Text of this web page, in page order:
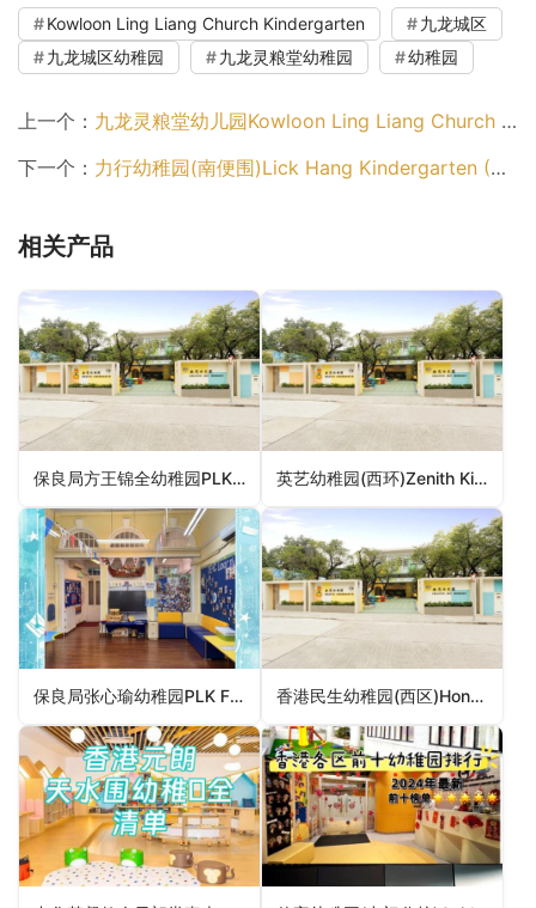
Kowloon Ling Liang Church Kindergarten
九龙城区
九龙城区幼稚园
九龙灵粮堂幼稚园 幼稚园
上一个： 九龙灵粮堂幼儿园Kowloon Ling Liang Church Day Nursery（九龙城区幼稚园）
下一个： 力行幼稚园(南便围)Lick Hang Kindergarten (Nam Pin Wai)（离岛区幼稚园）
相关产品
保良局方王锦全幼稚园PLK Mrs Fong Wong Kam Chuen Kindergarten（观塘区幼稚园） 英艺幼稚园(西环)Zenith Kindergarten (Sai Wan)（中西区幼稚园）
保良局张心瑜幼稚园PLK Fiona Cheung Sum Yu Kindergarten（葵青区幼稚园） 香港民生幼稚园(西区)Hong Kong Man Sang Kindergarten (Western District)（中西区幼稚园）